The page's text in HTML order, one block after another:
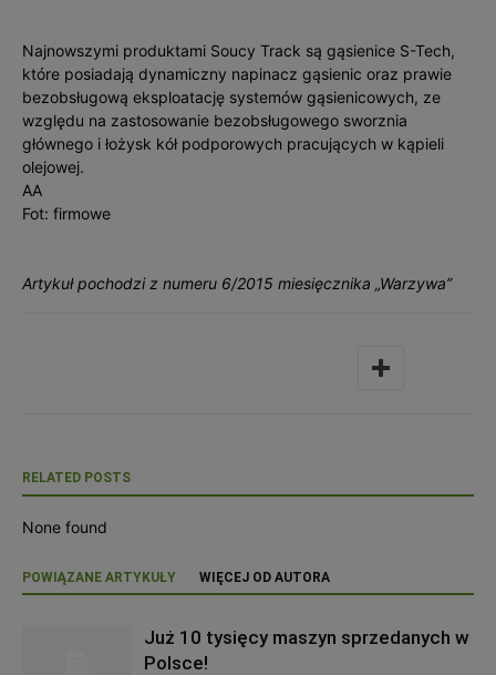
Najnowszymi produktami Soucy Track są gąsienice S-Tech,
które posiadają dynamiczny napinacz gąsienic oraz prawie
bezobsługową eksploatację systemów gąsienicowych, ze
względu na zastosowanie bezobsługowego sworznia
głównego i łożysk kół podporowych pracujących w kąpieli
olejowej.
AA
Fot: firmowe
Artykuł pochodzi z numeru 6/2015 miesięcznika „Warzywa”
RELATED POSTS
None found
POWIĄZANE ARTYKUŁY WIĘCEJ OD AUTORA
Już 10 tysięcy maszyn sprzedanych w
Polsce!